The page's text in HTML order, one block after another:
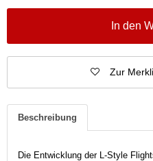
In den
Zur
Beschreibung
Die Entwicklung der L-Style